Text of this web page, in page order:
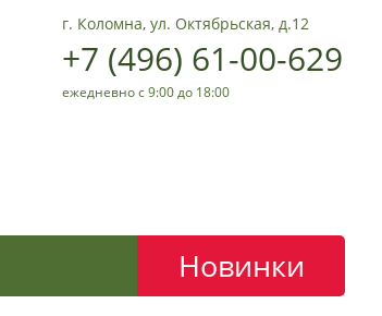
г. Коломна, ул. Октябрьская, д.12
+7 (496) 61-00-629
ежедневно с 9:00 до 18:00
Новинки